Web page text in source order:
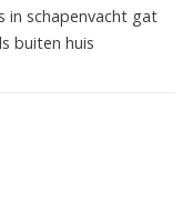
in schapenvacht gat
buiten huis